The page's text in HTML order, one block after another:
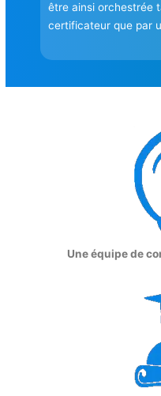
être ainsi orchestrée
certificateur que par
Une équipe de